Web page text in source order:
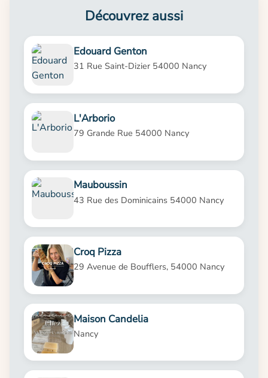
Découvrez aussi
Edouard Genton
31 Rue Saint-Dizier 54000 Nancy
L'Arborio
79 Grande Rue 54000 Nancy
Mauboussin
43 Rue des Dominicains 54000 Nancy
Croq Pizza
29 Avenue de Boufflers, 54000 Nancy
Maison Candelia
Nancy